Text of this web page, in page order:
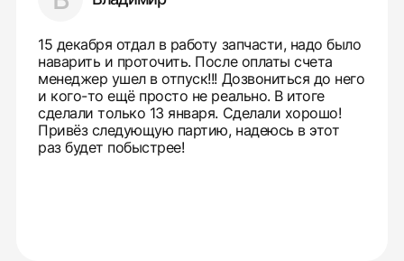
15 декабря отдал в работу запчасти, надо было
наварить и проточить. После оплаты счета
менеджер ушел в отпуск!!! Дозвониться до него
и кого-то ещё просто не реально. В итоге
сделали только 13 января. Сделали хорошо!
Привёз следующую партию, надеюсь в этот
раз будет побыстрее!